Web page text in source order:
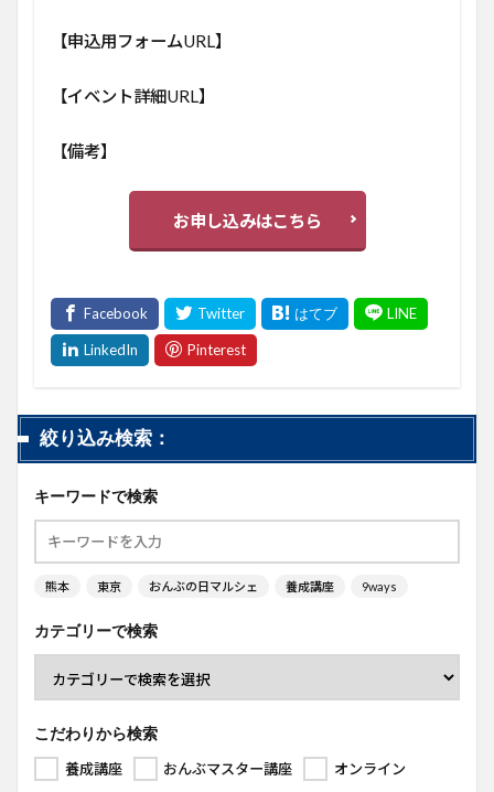
【申込用フォームURL】
【イベント詳細URL】
【備考】
お申し込みはこちら
絞り込み検索：
キーワードで検索
熊本 東京 おんぶの日マルシェ 養成講座 9ways
カテゴリーで検索
こだわりから検索
養成講座
おんぶマスター講座
オンライン